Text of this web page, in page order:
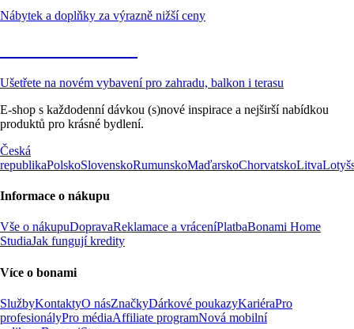
Nábytek a doplňky za výrazně nižší ceny
Ušetřete na novém vybavení pro zahradu, balkon i terasu
E-shop s každodenní dávkou (s)nové inspirace a nejširší nabídkou
produktů pro krásné bydlení.
Česká
republikaPolskoSlovenskoRumunskoMaďarskoChorvatskoLitva
Informace o nákupu
Vše o nákupuDopravaReklamace a vráceníPlatbaBonami Home
StudiaJak fungují kredity
Více o bonami
SlužbyKontaktyO násZnačkyDárkové poukazyKariéraPro
profesionályPro médiaAffiliate programNová mobilní